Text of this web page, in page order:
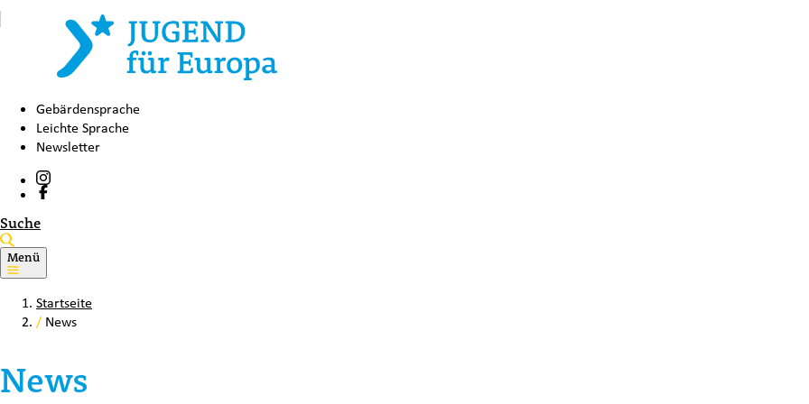
Gebärdensprache
Leichte Sprache
Newsletter
Suche
Menü
Startseite
/ News
News